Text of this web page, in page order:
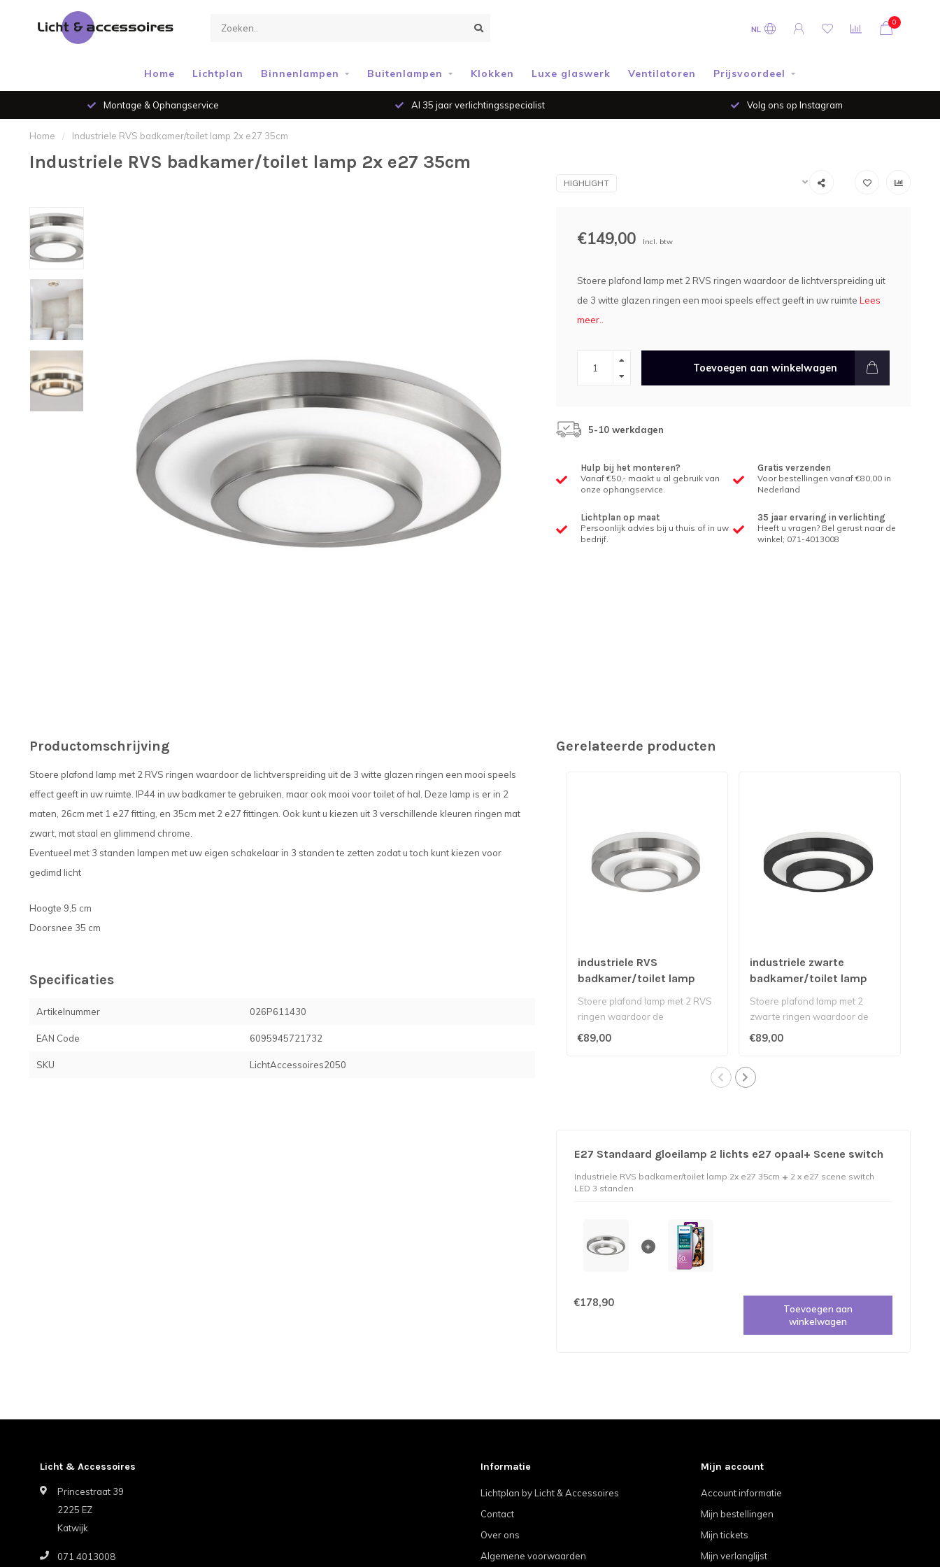
NL
0
Home Lichtplan Binnenlampen Buitenlampen Klokken Luxe glaswerk Ventilatoren Prijsvoordeel
Montage & Ophangservice Al 35 jaar verlichtingsspecialist Volg ons op Instagram
Home / Industriele RVS badkamer/toilet lamp 2x e27 35cm
Industriele RVS badkamer/toilet lamp 2x e27 35cm
HIGHLIGHT
€149,00 Incl. btw
Stoere plafond lamp met 2 RVS ringen waardoor de lichtverspreiding uit
de 3 witte glazen ringen een mooi speels effect geeft in uw ruimte Lees
meer..
Toevoegen aan winkelwagen
5-10 werkdagen
Hulp bij het monteren?
Vanaf €50,- maakt u al gebruik van
onze ophangservice.
Gratis verzenden
Voor bestellingen vanaf €80,00 in
Nederland
Lichtplan op maat
Persoonlijk advies bij u thuis of in uw
bedrijf.
35 jaar ervaring in verlichting
Heeft u vragen? Bel gerust naar de
winkel; 071-4013008
Productomschrijving
Stoere plafond lamp met 2 RVS ringen waardoor de lichtverspreiding uit de 3 witte glazen ringen een mooi speels
effect geeft in uw ruimte. IP44 in uw badkamer te gebruiken, maar ook mooi voor toilet of hal. Deze lamp is er in 2
maten, 26cm met 1 e27 fitting, en 35cm met 2 e27 fittingen. Ook kunt u kiezen uit 3 verschillende kleuren ringen mat
zwart, mat staal en glimmend chrome.
Eventueel met 3 standen lampen met uw eigen schakelaar in 3 standen te zetten zodat u toch kunt kiezen voor
gedimd licht
Hoogte 9,5 cm
Doorsnee 35 cm
Specificaties
Artikelnummer 026P611430
EAN Code 6095945721732
SKU LichtAccessoires2050
Gerelateerde producten
industriele RVS
badkamer/toilet lamp
Stoere plafond lamp met 2 RVS
ringen waardoor de
lichtverspreiding uit de 3 glaz..
€89,00
industriele zwarte
badkamer/toilet lamp
Stoere plafond lamp met 2
zwarte ringen waardoor de
lichtverspreiding uit de 3 g..
€89,00
E27 Standaard gloeilamp 2 lichts e27 opaal+ Scene switch
Industriele RVS badkamer/toilet lamp 2x e27 35cm
2 x e27 scene switch
LED 3 standen
€178,90
Toevoegen aan
winkelwagen
Licht & Accessoires
Princestraat 39
2225 EZ
Katwijk
071 4013008
Informatie
Lichtplan by Licht & Accessoires
Contact
Over ons
Algemene voorwaarden
Mijn account
Account informatie
Mijn bestellingen
Mijn tickets
Mijn verlanglijst